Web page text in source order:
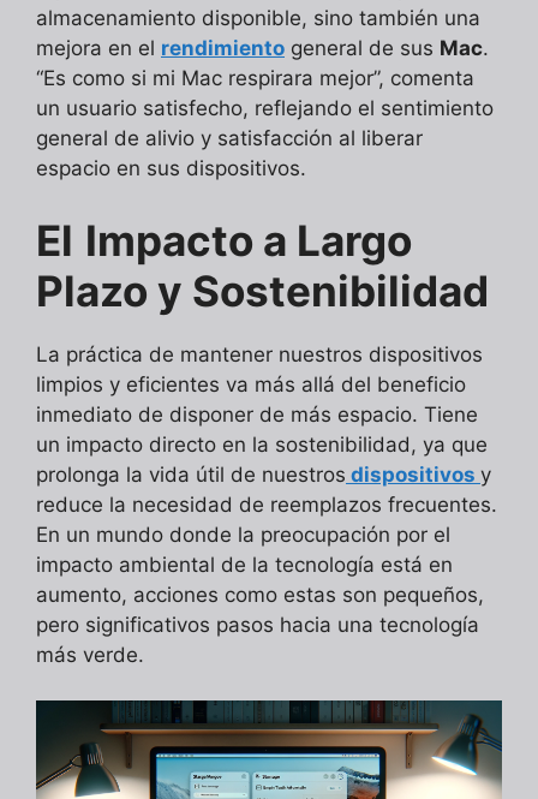
almacenamiento disponible, sino también una
mejora en el rendimiento general de sus Mac.
“Es como si mi Mac respirara mejor”, comenta
un usuario satisfecho, reflejando el sentimiento
general de alivio y satisfacción al liberar
espacio en sus dispositivos.
El Impacto a Largo
Plazo y Sostenibilidad
La práctica de mantener nuestros dispositivos
limpios y eficientes va más allá del beneficio
inmediato de disponer de más espacio. Tiene
un impacto directo en la sostenibilidad, ya que
prolonga la vida útil de nuestros dispositivos y
reduce la necesidad de reemplazos frecuentes.
En un mundo donde la preocupación por el
impacto ambiental de la tecnología está en
aumento, acciones como estas son pequeños,
pero significativos pasos hacia una tecnología
más verde.